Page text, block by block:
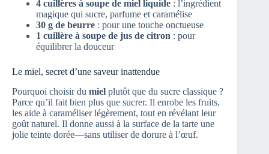
4 cuillères à soupe de miel liquide : l’ingrédient
magique qui sucre, parfume et caramélise
30 g de beurre : pour une touche onctueuse
1 cuillère à soupe de jus de citron : pour
équilibrer la douceur
Le miel, secret d’une saveur inattendue
Pourquoi choisir du miel plutôt que du sucre classique ?
Parce qu’il fait bien plus que sucrer. Il enrobe les fruits,
les aide à caraméliser légèrement, tout en révélant leur
goût naturel. Il donne aussi à la surface de la tarte une
jolie teinte dorée—sans utiliser de dorure à l’œuf.